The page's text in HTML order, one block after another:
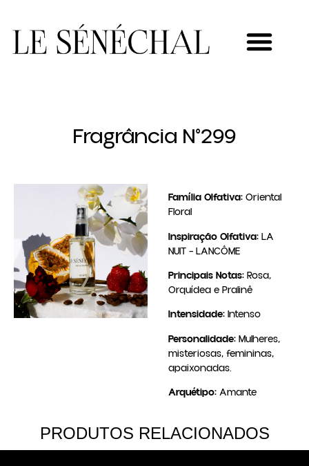
Fragrância N°299
Família Olfativa: Oriental
Floral
Inspiração Olfativa: LA
NUIT – LANCÔME
Principais Notas: Rosa,
Orquídea e Pralinê
Intensidade: Intenso
Personalidade: Mulheres,
misteriosas, femininas,
apaixonadas.
Arquétipo: Amante
PRODUTOS RELACIONADOS